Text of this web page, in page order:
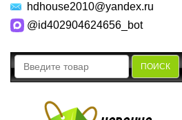
hdhouse2010@yandex.ru
@id402904624656_bot
ПОИСК